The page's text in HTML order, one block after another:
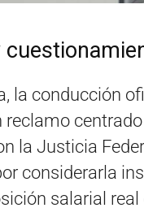
la conducción
la Justicia
considerarla
salarial real